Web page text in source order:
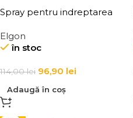
Spray pentru indreptarea
Straight Look
Elgon
în stoc
114,00lei 96,90 lei
Adaugă în coș